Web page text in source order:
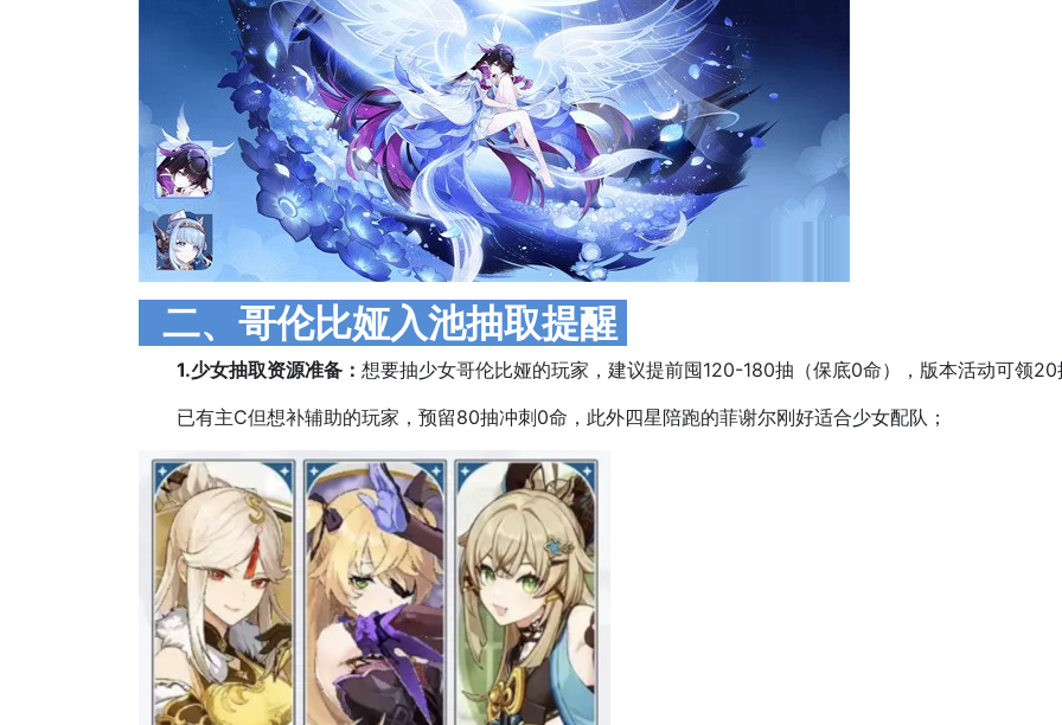
二、哥伦比娅入池抽取提醒
1.少女抽取资源准备： 想要抽少女哥伦比娅的玩家，建议提前囤120-180抽（保底0命），版本活动可领20
已有主C但想补辅助的玩家，预留80抽冲刺0命，此外四星陪跑的菲谢尔刚好适合少女配队；